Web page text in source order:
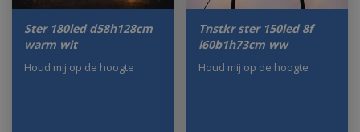
Ster 180led d58h128cm
warm wit
Houd mij op de hoogte
Tnstkr ster 150led 8f
l60b1h73cm ww
Houd mij op de hoogte